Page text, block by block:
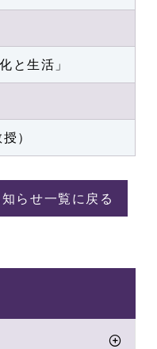
と生活」
）
らせ一覧に戻る